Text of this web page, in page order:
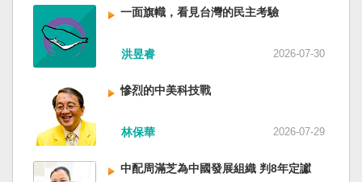
銘的國號，台灣也會尊重歷史，對殘餘中國做歷
史的了結，寫下句點。生活在台灣的人們應共同
起造一個對「中國」不構成侵權的新國家，開啟
歷史的新樂章。歷史不會重來，但提供教訓。
禦、責任分擔」，並將持續提升國防力量、強化
全社會防衛韌性，增進國際合作，凝聚最大的力
量，確保印太區域的和平穩定；台灣也將善用
AI、半導體、資通訊等高科技產業優勢，串聯民
主夥伴，一起打造「非紅供應鏈」，來強化經濟
韌性，讓彼此的國家更安全更繁榮。 最後，賴清
德說，台灣是民主自由的燈塔，也是印太和平的
重要基石，即使威權主義威脅及全球新興挑戰不
斷，台灣有堅定的意志，確保民主燈塔永明，自
由基石永固。
的困難挑戰」。其後各段落所說的例如公平競
爭、就業、三農、天災等都是。而「常態化解決
企業帳款拖欠問題」，更暴露企業之間拖欠已經
是常態化。近三十年前的「三角債」是不是復活
了？企業發薪給員工當然也拖欠。 另外有兩處提
到「兜牢基層『三保』底線」和「抓好『一老一
小』服務保障」，社會保險系統也出了問題。 後
段有一句「推動各級領導幹部以更加昂揚向上的
精氣神，不斷創造高質量發展新業績」。不懂什
麼是「精氣神」，還以為是假文件，是新時代習
一面旗幟，看見台灣的民主考驗
洪昱睿 2026-07-30
慘烈的中美科技戰
林保華 2026-07-29
中配周滿芝為中國發展組織 判8年定讞